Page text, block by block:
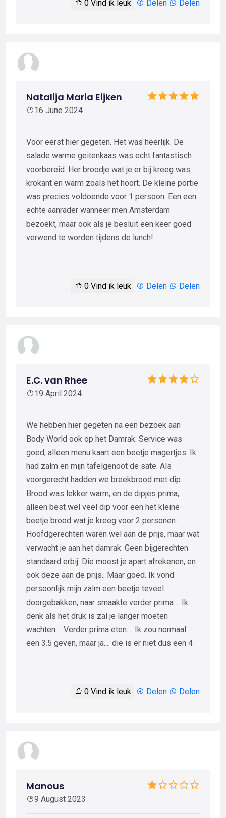
0 Vind ik leuk Delen Delen
Natalija Maria Eijken
16 June 2024
Voor eerst hier gegeten. Het was heerlijk. De
salade warme geitenkaas was echt fantastisch
voorbereid. Her broodje wat je er bij kreeg was
krokant en warm zoals het hoort. De kleine portie
was precies voldoende voor 1 persoon. Een een
echte aanrader wanneer men Amsterdam
bezoekt, maar ook als je besluit een keer goed
verwend te worden tijdens de lunch!
0 Vind ik leuk Delen Delen
E.C. van Rhee
19 April 2024
We hebben hier gegeten na een bezoek aan
Body World ook op het Damrak. Service was
goed, alleen menu kaart een beetje magertjes. Ik
had zalm en mijn tafelgenoot de sate. Als
voorgerecht hadden we breekbrood met dip.
Brood was lekker warm, en de dipjes prima,
alleen best wel veel dip voor een het kleine
beetje brood wat je kreeg voor 2 personen.
Hoofdgerechten waren wel aan de prijs, maar wat
verwacht je aan het damrak. Geen bijgerechten
standaard erbij. Die moest je apart afrekenen, en
ook deze aan de prijs.. Maar goed. Ik vond
persoonlijk mijn zalm een beetje teveel
doorgebakken, naar smaakte verder prima.... Ik
denk als het druk is zal je langer moeten
wachten.... Verder prima eten.... Ik zou normaal
een 3.5 geven, maar ja.... die is er niet dus een 4
0 Vind ik leuk Delen Delen
Manous
9 August 2023